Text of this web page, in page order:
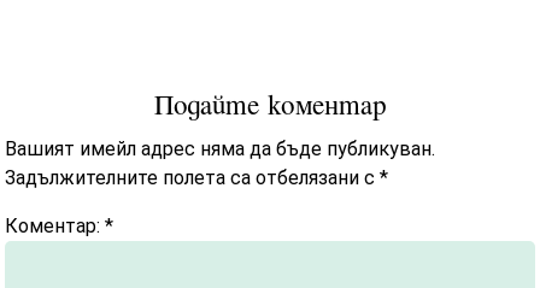
Подайте коментар
Вашият имейл адрес няма да бъде публикуван.
Задължителните полета са отбелязани с*
Коментар:*